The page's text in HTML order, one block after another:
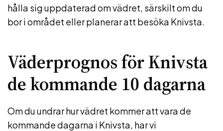
hålla sig uppdaterad om vädret, särskilt om du
bor i området eller planerar att besöka Knivsta.
Väderprognos för Knivsta
de kommande 10 dagarna
Om du undrar hur vädret kommer att vara de
kommande dagarna i Knivsta, har vi